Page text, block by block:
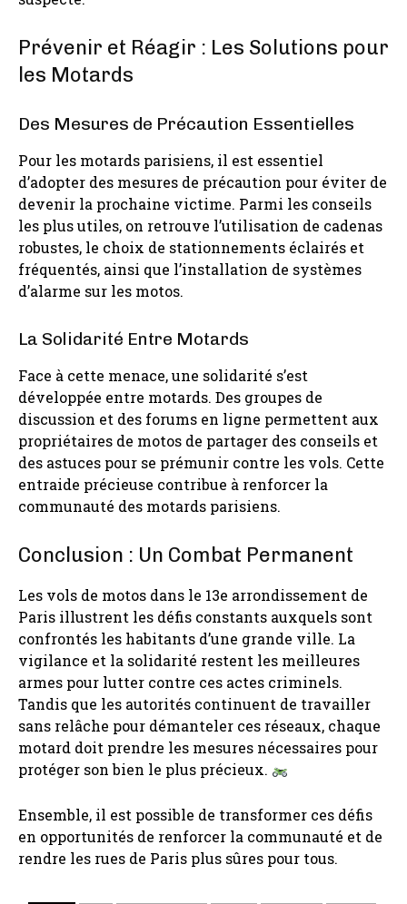
Prévenir et Réagir : Les Solutions pour
les Motards
Des Mesures de Précaution Essentielles
Pour les motards parisiens, il est essentiel
d’adopter des mesures de précaution pour éviter de
devenir la prochaine victime. Parmi les conseils
les plus utiles, on retrouve l’utilisation de cadenas
robustes, le choix de stationnements éclairés et
fréquentés, ainsi que l’installation de systèmes
d’alarme sur les motos.
La Solidarité Entre Motards
Face à cette menace, une solidarité s’est
développée entre motards. Des groupes de
discussion et des forums en ligne permettent aux
propriétaires de motos de partager des conseils et
des astuces pour se prémunir contre les vols. Cette
entraide précieuse contribue à renforcer la
communauté des motards parisiens.
Conclusion : Un Combat Permanent
Les vols de motos dans le 13e arrondissement de
Paris illustrent les défis constants auxquels sont
confrontés les habitants d’une grande ville. La
vigilance et la solidarité restent les meilleures
armes pour lutter contre ces actes criminels.
Tandis que les autorités continuent de travailler
sans relâche pour démanteler ces réseaux, chaque
motard doit prendre les mesures nécessaires pour
protéger son bien le plus précieux.
Ensemble, il est possible de transformer ces défis
en opportunités de renforcer la communauté et de
rendre les rues de Paris plus sûres pour tous.